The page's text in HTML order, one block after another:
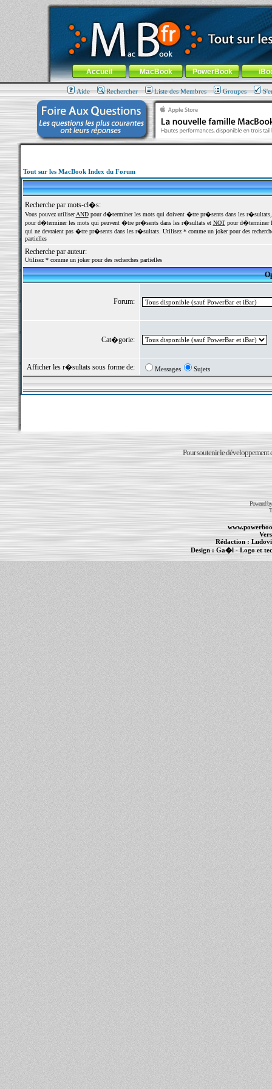
MacBook-fr.com : 100% Apple... 100% nomade !
Aller au contenu-Aller au menu général-Aller au menu de
Menu général
Accueil MacBook PowerBook
Aide Rechercher Liste des Membres Groupes
Tout sur les MacBook Index du Forum
Recherche par mots-cl�s:
Vous pouvez utiliserANDpour d�terminer les mots qui doivent �tre pr�sents dans les
pour d�terminer les mots qui peuvent �tre pr�sents dans les r�sultats et NOTpour d�terminer
qui ne devraient pas �tre pr�sents dans les r�sultats. Utilisez * comme un joker pour des
partielles
Recherche par auteur:
Utilisez * comme un joker pour des recherches partielles
Forum:
Cat�gorie:
Afficher les r�sultats sous forme de: Messages Sujets
Pour soutenir le développement
Powered
Rédaction :
Design : Ga�l- Logo et